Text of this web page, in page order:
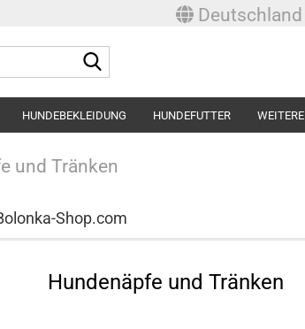
Deutschland
HUNDEBEKLEIDUNG HUNDEFUTTER WEITERE
und Tränken
Shop.com
Hundenäpfe und Tränken